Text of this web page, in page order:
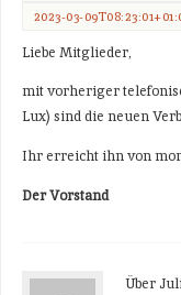
2023-03-
Liebe Mitglieder,
mit vorheriger
Lux) sind die neuen
Ihr erreicht ihn von
Der Vorstand
Über